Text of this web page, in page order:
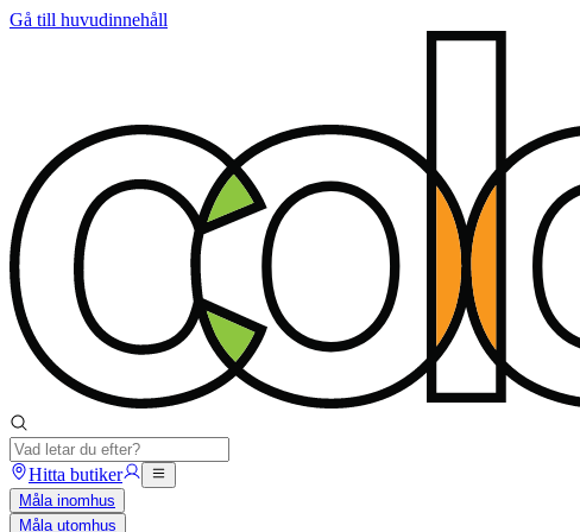
Gå till huvudinnehåll
Hitta butiker
Måla inomhus
Måla utomhus